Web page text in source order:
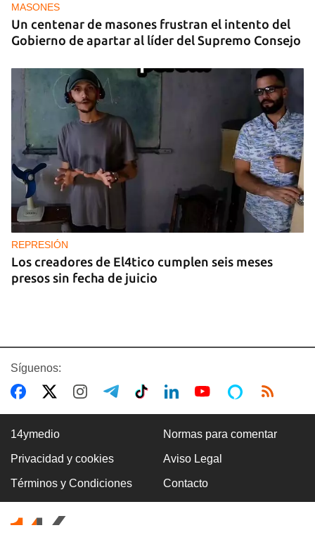
MASONES
Un centenar de masones frustran el intento del
Gobierno de apartar al líder del Supremo Consejo
REPRESIÓN
Los creadores de El4tico cumplen seis meses
presos sin fecha de juicio
BANCARIZACIÓN
La ausencia de un mercado de divisas operativo
explica la escasez de efectivo en moneda
Síguenos:
14ymedio Normas para comentar
Privacidad y cookies Aviso Legal
Términos y Condiciones Contacto